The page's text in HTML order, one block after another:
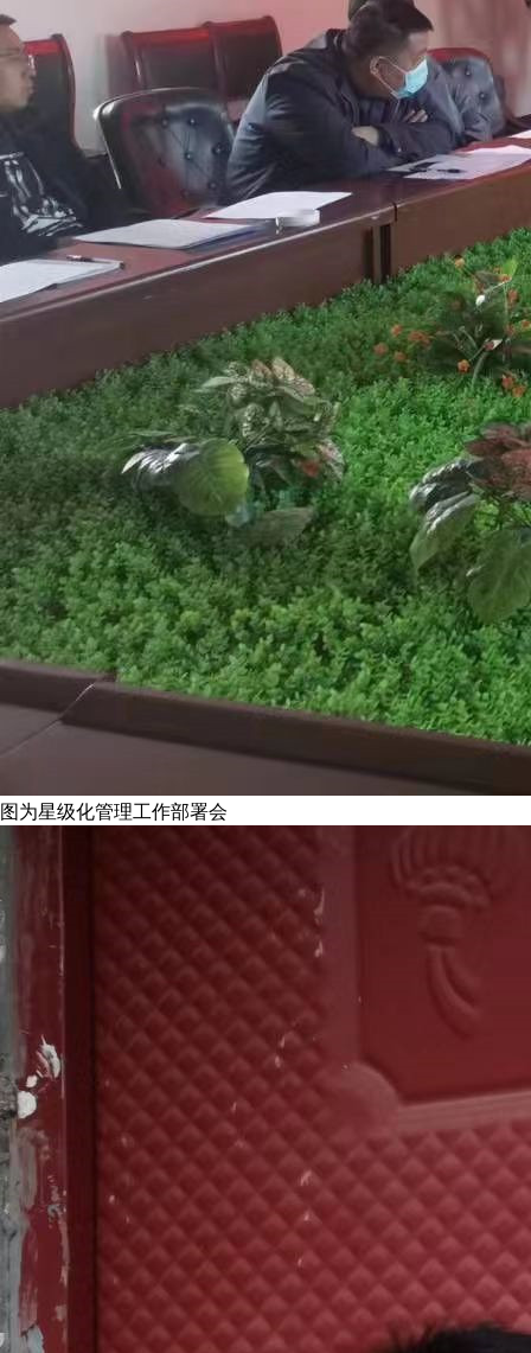
图为星级化管理工作部署会